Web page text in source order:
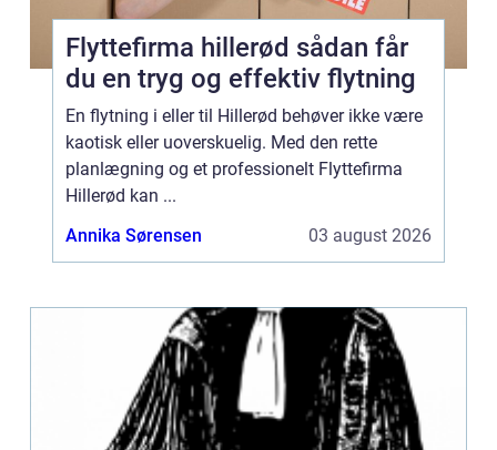
Flyttefirma hillerød sådan får
du en tryg og effektiv flytning
En flytning i eller til Hillerød behøver ikke være
kaotisk eller uoverskuelig. Med den rette
planlægning og et professionelt Flyttefirma
Hillerød kan ...
Annika Sørensen
03 august 2026